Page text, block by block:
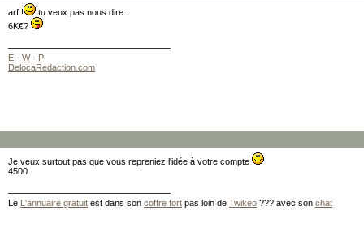
arf !
tu veux pas nous dire..
6K€?
E - W- P
DelocaRedaction.com
Je veux surtout pas que vous repreniez l'idée à votre compte
4500
Le L'annuaire gratuit est dans son coffre fort pas loin de Twikeo ??? avec son chat